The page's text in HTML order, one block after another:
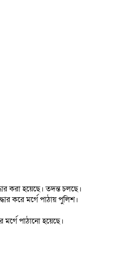
করা হয়েছে। তদন্ত চলছে।
করে মর্গে পাঠায় পুলিশ।
পাঠানো হয়েছে।